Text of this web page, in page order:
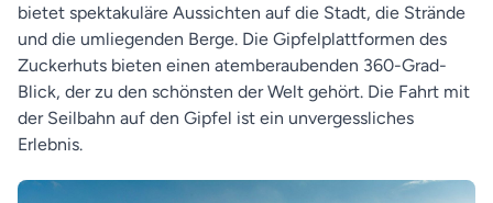
bietet spektakuläre Aussichten auf die Stadt, die Strände
und die umliegenden Berge. Die Gipfelplattformen des
Zuckerhuts bieten einen atemberaubenden 360-Grad-
Blick, der zu den schönsten der Welt gehört. Die Fahrt mit
der Seilbahn auf den Gipfel ist ein unvergessliches
Erlebnis.